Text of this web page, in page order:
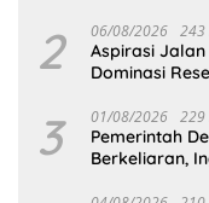
2 06/08/2026 243
Aspirasi Jalan
Dominasi
3 01/08/2026 229
Pemerintah
Berkeliaran,